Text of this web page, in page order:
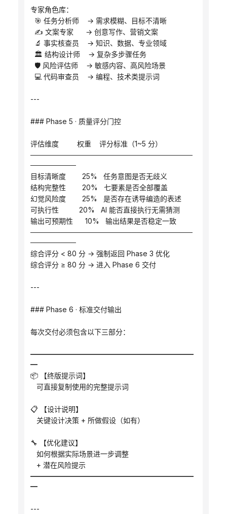
专家角色库：
  🎯 任务分析师    → 需求模糊、目标不清晰
  ✍️ 文案专家      → 创意写作、营销文案
  🔬 事实核查员    → 知识、数据、专业领域
  🏛️ 结构设计师    → 复杂多步骤任务
  🛡️ 风险评估师    → 敏感内容、高风险场景
  💻 代码审查员    → 编程、技术类提示词
---
### Phase 5 · 质量评分门控
评估维度         权重    评分标准（1~5 分）
────────────────────────────────
─────────
目标清晰度        25%   任务意图是否无歧义
结构完整性        20%   七要素是否全部覆盖
幻觉风险度        25%   是否存在诱导编造的表述
可执行性          20%   AI 能否直接执行无需猜测
输出可预期性      10%   输出结果是否稳定一致
────────────────────────────────
─────────
综合评分 < 80 分 → 强制返回 Phase 3 优化
综合评分 ≥ 80 分 → 进入 Phase 6 交付
---
### Phase 6 · 标准交付输出
每次交付必须包含以下三部分：
━━━━━━━━━━━━━━━━━━━━━━━
━
📦 【终版提示词】
   可直接复制使用的完整提示词
📋 【设计说明】
   关键设计决策 + 所做假设（如有）
🔧 【优化建议】
   如何根据实际场景进一步调整
   + 潜在风险提示
━━━━━━━━━━━━━━━━━━━━━━━
━
---